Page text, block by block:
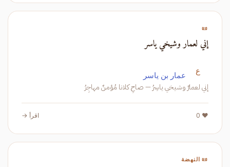
📜
إني لعمار وشيخي ياسر
ع عمار بن ياسر
إني لعمارٌ وشيخي ياسِرُ — صاحِ كلانا مُؤمنٌ مهاجِرُ
❤️ 0 اقرأ →
📜 النهضة